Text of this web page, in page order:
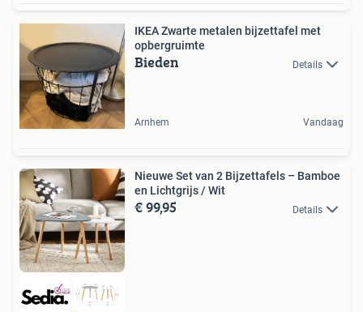
IKEA Zwarte metalen bijzettafel met
opbergruimte
Bieden Details
Arnhem Vandaag
Nieuwe Set van 2 Bijzettafels – Bamboe
en Lichtgrijs / Wit
€ 99,95 Details